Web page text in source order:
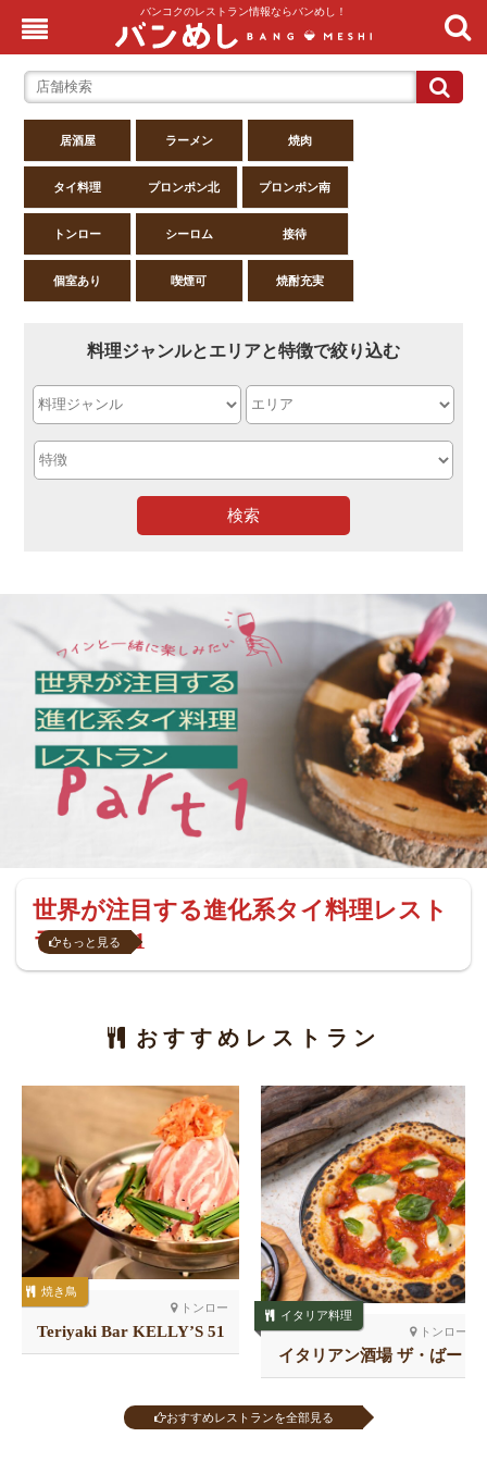
バンコクのレストラン情報ならバンめし！
居酒屋 ラーメン 焼肉
タイ料理 プロンポン北 プロンポン南
トンロー シーロム 接待
個室あり 喫煙可 焼酎充実
料理ジャンルとエリアと特徴で絞り込む
検索
世界が注目する進化系タイ料理レスト
ラン Part1
もっと見る
おすすめレストラン
トンロー
焼き鳥
Teriyaki Bar KELLY’S 51
店
トンロー
イタリア料理
イタリアン酒場 ザ・ばー
る トンロー
おすすめレストランを全部見る